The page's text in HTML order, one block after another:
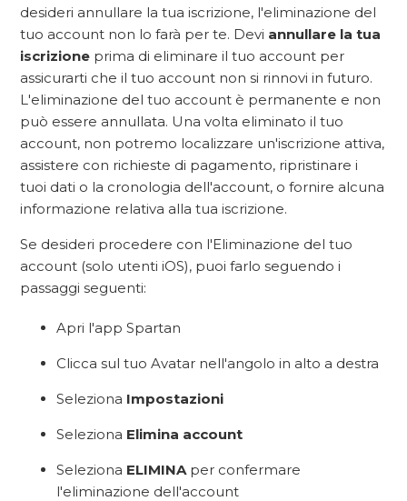
desideri annullare la tua iscrizione, l'eliminazione del
tuo account non lo farà per te. Devi annullare la tua
iscrizione prima di eliminare il tuo account per
assicurarti che il tuo account non si rinnovi in futuro.
L'eliminazione del tuo account è permanente e non
può essere annullata. Una volta eliminato il tuo
account, non potremo localizzare un'iscrizione attiva,
assistere con richieste di pagamento, ripristinare i
tuoi dati o la cronologia dell'account, o fornire alcuna
informazione relativa alla tua iscrizione.
Se desideri procedere con l'Eliminazione del tuo
account (solo utenti iOS), puoi farlo seguendo i
passaggi seguenti:
Apri l'app Spartan
Clicca sul tuo Avatar nell'angolo in alto a destra
Seleziona Impostazioni
Seleziona Elimina account
Seleziona ELIMINA per confermare
l'eliminazione dell'account